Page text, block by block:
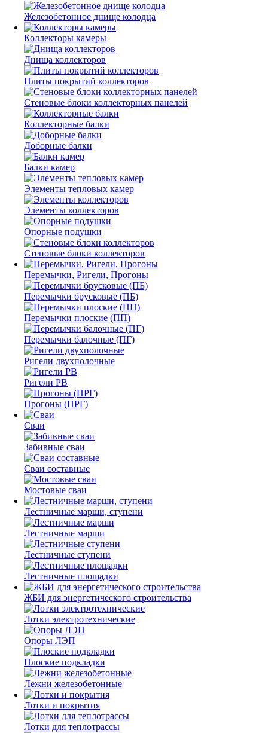
Железобетонное днище колодца
Коллекторы камеры
Днища коллекторов
Плиты покрытий коллекторов
Стеновые блоки коллекторных панелей
Коллекторные балки
Доборные балки
Балки камер
Элементы тепловых камер
Элементы коллекторов
Опорные подушки
Стеновые блоки коллекторов
Перемычки, Ригели, Прогоны
Перемычки брусковые (ПБ)
Перемычки плоские (ПП)
Перемычки балочные (ПГ)
Ригели двухполочные
Ригели РВ
Прогоны (ПРГ)
Сваи
Забивные сваи
Сваи составные
Мостовые сваи
Лестничные марши, ступени
Лестничные марши
Лестничные ступени
Лестничные площадки
ЖБИ для энергетического строительства
Лотки электротехнические
Опоры ЛЭП
Плоские подкладки
Лежни железобетонные
Лотки и покрытия
Лотки для теплотрассы